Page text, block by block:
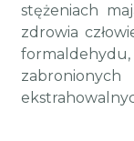
stężeniach
zdrowia